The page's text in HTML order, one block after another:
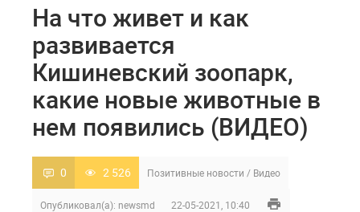
На что живет и как
развивается
Кишиневский зоопарк,
какие новые животные в
нем появились (ВИДЕО)
0 2 526 Позитивные новости / Видео
Опубликовал(а): newsmd 22-05-2021, 10:40